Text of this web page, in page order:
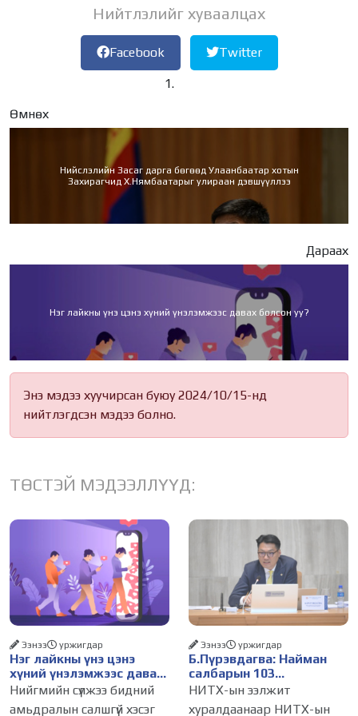
Нийтлэлийг хуваалцах
Facebook Twitter
Өмнөх
Нийслэлийн Засаг дарга бөгөөд Улаанбаатар хотын
Захирагчид Х.Нямбаатарыг улираан дэвшүүллээ
Дараах
Нэг лайкны үнэ цэнэ хүний үнэлэмжээс давах болсон уу?
Энэ мэдээ хуучирсан буюу 2024/10/15-нд
нийтлэгдсэн мэдээ болно.
ТӨСТЭЙ МЭДЭЭЛЛҮҮД:
Нэг лайкны үнэ цэнэ
хүний үнэлэмжээс давах
болсон уу?
Ээнээ уржигдар
Нийгмийн сүлжээ бидний
амьдралын салшгүй хэсэг
Б.Пүрэвдагва: Найман
салбарын 103
үйлчилгээний
бүртгэлийг цуцалснаар
Ээнээ уржигдар
НИТХ-ын ээлжит
хуралдаанаар НИТХ-ын